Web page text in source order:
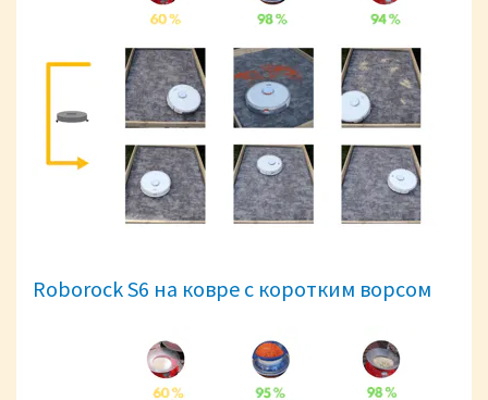
Roborock S6 на ковре с коротким ворсом